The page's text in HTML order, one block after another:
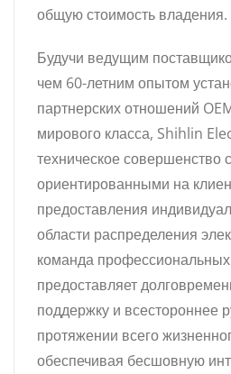
общую стоимость владения.
Будучи ведущим
чем 60-летним опытом
партнерских отношений
мирового класса, Shihlin
техническое совершенство с
ориентированными на
предоставления
области распределения
команда профессиональных
предоставляет
поддержку и всестороннее
протяжении всего
обеспечивая бесшовную